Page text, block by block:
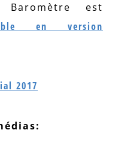
Baromètre est
en version
2017